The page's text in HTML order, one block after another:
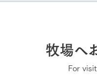
牧場へ
For